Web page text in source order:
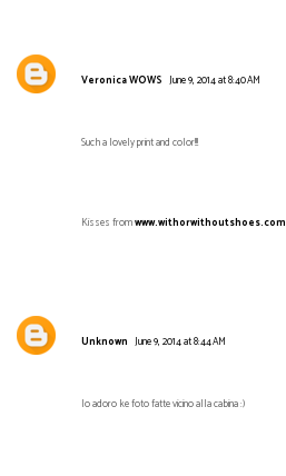
Veronica WOWS June 9, 2014 at 8:40 AM
Such a lovely print and color!!!
Kisses fromwww.withorwithoutshoes.com
Unknown June 9, 2014 at 8:44 AM
Io adoro ke foto fatte vicino alla cabina :)